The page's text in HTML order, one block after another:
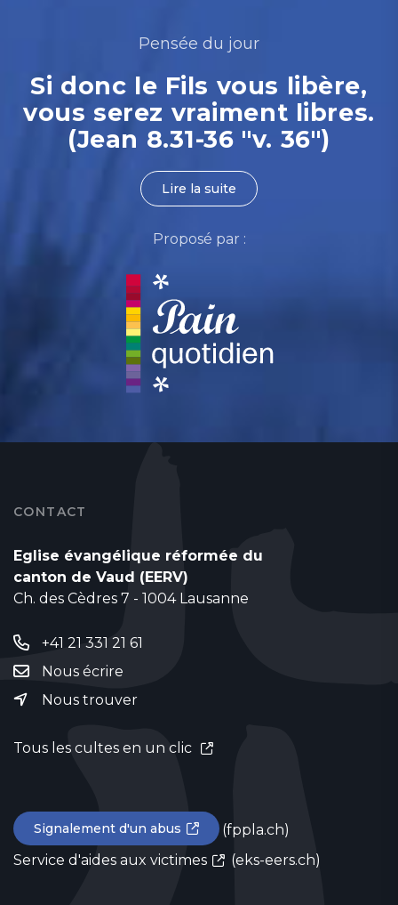
Pensée du jour
Si donc le Fils vous libère,
vous serez vraiment libres.
(Jean 8.31-36 "v. 36")
Lire la suite
Proposé par :
CONTACT
Eglise évangélique réformée du
canton de Vaud (EERV)
Ch. des Cèdres 7 - 1004 Lausanne
+41 21 331 21 61
Nous écrire
Nous trouver
Tous les cultes en un clic
Signalement d'un abus
(fppla.ch)
Service d'aides aux victimes
(eks-eers.ch)